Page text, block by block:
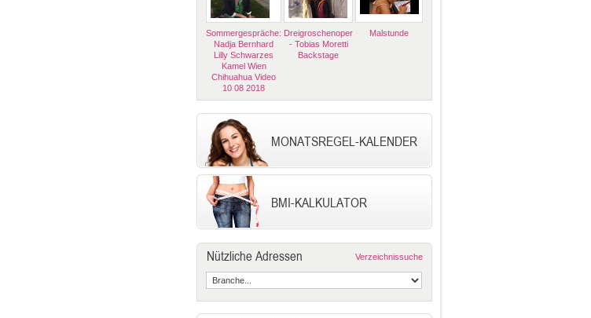
Sommergespräche:
Nadja Bernhard
Lilly Schwarzes
Kamel Wien
Chihuahua Video
10 08 2018
Dreigroschenoper
- Tobias Moretti
Backstage
Malstunde
MONATSREGEL-KALENDER
BMI-KALKULATOR
Nützliche Adressen Verzeichnissuche